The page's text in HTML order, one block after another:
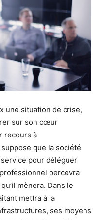
une situation de crise,
sur son cœur
recours à
que la société
pour déléguer
percevra
mènera. Dans le
mettra à la
ses moyens